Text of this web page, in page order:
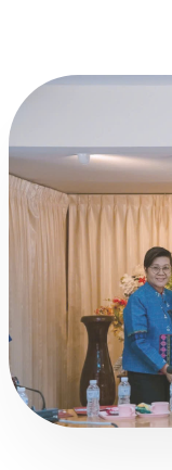
Đoàn Famtrip
tịch Hồ Chí Minh
Nakhon Phanom
Chí Minh ở Thái